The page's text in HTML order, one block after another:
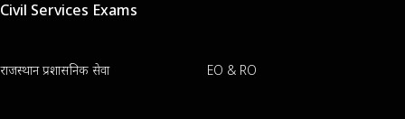
Civil Services Exams
राजस्थान प्रशासनिक सेवा EO & RO